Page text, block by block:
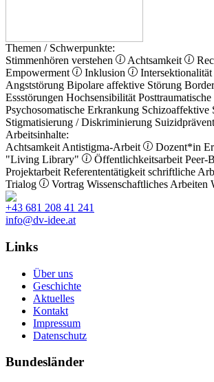
Themen / Schwerpunkte:
Stimmenhören verstehen
Achtsamkeit
Empowerment
Inklusion Intersektionalität
Angststörung Bipolare affektive Störung
Essstörungen Hochsensibilität
Psychosomatische Erkrankung Schizoaffektive
Stigmatisierung / Diskriminierung
Arbeitsinhalte:
Achtsamkeit Antistigma-Arbeit Dozent*in
"Living Library"
Öffentlichkeitsarbeit Peer-
Projektarbeit Referententätigkeit schriftliche
Trialog
Vortrag Wissenschaftliches Arbeiten
+43 681 208 41 241
info@dv-idee.at
Links
Über uns
Geschichte
Aktuelles
Kontakt
Impressum
Datenschutz
Bundesländer